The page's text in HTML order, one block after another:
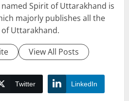
Spirit of Uttarakhand is
majorly publishes all the
of Uttarakhand.
View All Posts
Twitter LinkedIn